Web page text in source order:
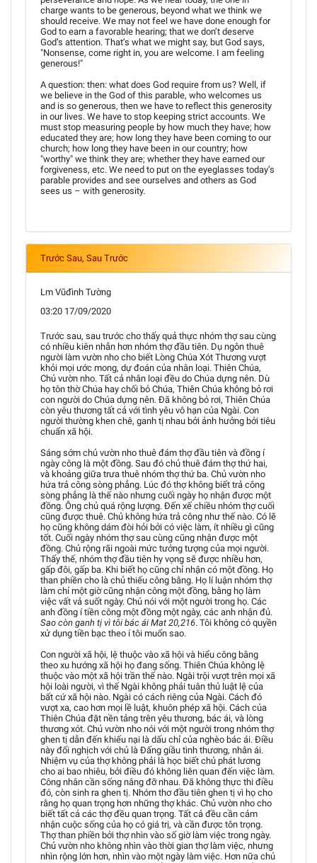
charge wants to be generous, beyond what we think we
should receive. We may not feel we have done enough for
God to earn a favorable hearing; that we don’t deserve
God’s attention. That’s what we might say, but God says,
"Nonsense, come right in, you are welcome. I am feeling
generous!"
A question: then: what does God require from us? Well, if
we believe in the God of this parable, who welcomes us
and is so generous, then we have to reflect this generosity
in our lives. We have to stop keeping strict accounts. We
must stop measuring people by how much they have; how
educated they are; how long they have been coming to our
church; how long they have been in our country; how
"worthy" we think they are; whether they have earned our
forgiveness, etc. We need to put on the eyeglasses today’s
parable provides and see ourselves and others as God
sees us – with generosity.
Trước Sau, Sau Trước
Lm Vũđình Tường
03:20 17/09/2020
Trước sau, sau trước cho thấy quả thực nhóm thợ sau cùng
có nhiều kiên nhẫn hơn nhóm thợ đầu tiên. Dụ ngôn thuê
người làm vườn nho cho biết Lòng Chúa Xót Thương vượt
khỏi mọi ước mong, dự đoán của nhân loại. Thiên Chúa,
Chủ vườn nho. Tất cả nhân loại đều do Chúa dựng nên. Dù
họ tôn thờ Chúa hay chối bỏ Chúa, Thiên Chúa không bỏ rơi
con người do Chúa dựng nên. Đã không bỏ rơi, Thiên Chúa
còn yêu thương tất cả với tình yêu vô hạn của Ngài. Con
người thường khen chê, ganh tị nhau bởi ảnh hưởng bởi tiêu
chuẩn xã hội.
Sáng sớm chủ vườn nho thuê đám thợ đầu tiên và đồng í
ngày công là một đồng. Sau đó chủ thuê đám thợ thứ hai,
và khoảng giữa trưa thuê nhóm thợ thứ ba. Chủ vườn nho
hứa trả công sòng phẳng. Lúc đó thợ không biết trả công
sòng phẳng là thế nào nhưng cuối ngày họ nhận được một
đồng. Ông chủ quá rộng lượng. Đến xế chiều nhóm thợ cuối
cũng được thuê. Chủ không hứa trả công như thế nào. Có lẽ
họ cũng không dám đòi hỏi bởi có việc làm, ít nhiều gì cũng
tốt. Cuối ngày nhóm thợ sau cùng cũng nhận được một
đồng. Chủ rộng rãi ngoài mức tưởng tượng của mọi người.
Thấy thế, nhóm thợ đầu tiên hy vọng sẽ được nhiều hơn,
gấp đôi, gấp ba. Khi biết họ cũng chỉ nhận có một đồng. Họ
than phiền cho là chủ thiếu công bằng. Họ lí luận nhóm thợ
làm chỉ một giờ cũng nhận công một đồng, bằng họ làm
việc vất vả suốt ngày. Chủ nói với một người trong họ. Các
anh đồng í tiền công một đồng một ngày, các anh nhận đủ.
Sao còn ganh tị vì tôi bác ái Mat 20,216. Tôi không có quyền
xử dụng tiền bạc theo í tôi muốn sao.
Con người xã hội, lệ thuộc vào xã hội và hiểu công bằng
theo xu hướng xã hội họ đang sống. Thiên Chúa không lệ
thuộc vào một xã hội trần thế nào. Ngài trội vượt trên mọi xã
hội loài người, vì thế Ngài không phải tuân thủ luật lệ của
bất cứ xã hội nào. Ngài có cách riêng của Ngài. Cách đó
vượt xa, cao hơn mọi lề luật, khuôn phép xã hội. Cách của
Thiên Chúa đặt nền tảng trên yêu thương, bác ái, và lòng
thương xót. Chủ vườn nho nói với một người trong nhóm thợ
ghen tị dẫn đến khiếu nại là dấu chỉ của nghèo bác ái. Điều
này đối nghịch với chủ là Đấng giầu tình thương, nhân ái.
Nhiệm vụ của thợ không phải là học biết chủ phát lương
cho ai bao nhiêu, bởi điều đó không liên quan đến việc làm.
Công nhân cần sống nâng đỡ nhau. Đã không thực thi điều
đó, còn sinh ra ghen tị. Nhóm thơ đầu tiên ghen tị vì họ cho
rằng họ quan trọng hơn những thợ khác. Chủ vườn nho cho
biết tất cả các thợ đều quan trọng. Tất cả đều cần cảm
nhận cuộc sống của họ có giá trị, và cần được tôn trọng.
Thợ than phiền bởi thợ nhìn vào số giờ làm việc trong ngày.
Chủ vườn nho không nhìn vào thời gian thợ làm việc, nhưng
nhìn rộng lớn hơn, nhìn vào một ngày làm việc. Hơn nữa chủ